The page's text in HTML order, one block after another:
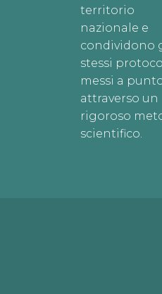
territorio
nazionale e
condividono
stessi
messi a
attraverso un
rigoroso
scientifico.